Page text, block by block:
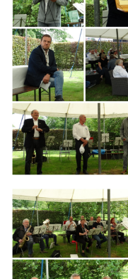
Branding
ARMCHAIR